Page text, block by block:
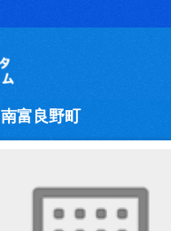
南富良野町